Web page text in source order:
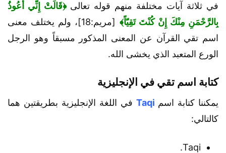
في ثلاثة آيات مختلفة منهم قوله تعالى ﴿قَالَتْ إِنِّي أَعُوذُ
بِالرَّحْمَنِ مِنْكَ إِنْ كُنْتَ تَقِيّاً﴾
[مريم:18]، ولم يختلف معنى
اسم تقي القرآن عن المعنى المذكور مسبقاً وهو الرجل
الورع المتعبد الذي يخشى الله.
كتابة اسم تقي في الإنجليزية
يمكننا كتابة اسم
في اللغة الإنجليزية بطريقتين هما
كالتالي:
Taqi.